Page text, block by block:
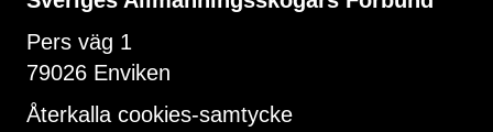
Pers väg 1
79026 Enviken
Återkalla cookies-samtycke